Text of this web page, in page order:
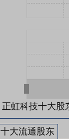
正虹科技十大股
十大流通股东